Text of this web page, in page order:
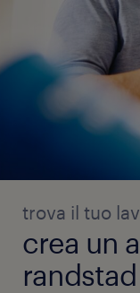
trova il tuo
crea un
randstad